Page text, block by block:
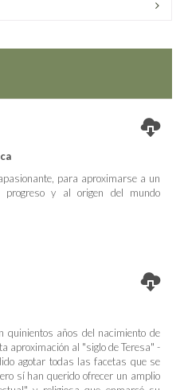
para aproximarse a un
y al origen del mundo
años del nacimiento de
aproximación al "siglo de Teresa" -
agotar todas las facetas que se
sí han querido ofrecer un amplio